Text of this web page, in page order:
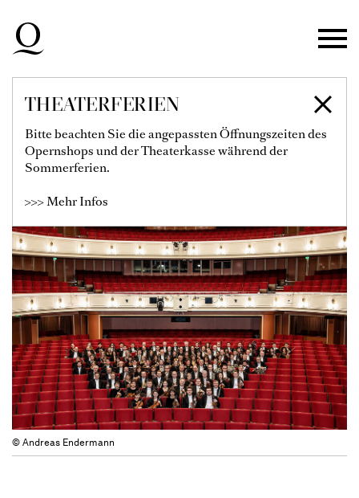
Zur Hauptnavigation springen
Zum Hauptinhalt springen
Zum Footer springen
THEATERFERIEN
Bitte beachten Sie die angepassten Öffnungszeiten des
Opernshops und der Theaterkasse während der
Sommerferien.
>>> Mehr Infos
DÜSSELDORFER
SYMPHONIKER
© Andreas Endermann